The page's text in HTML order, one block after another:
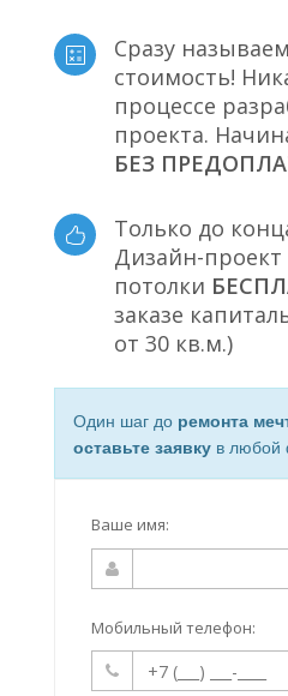
Сразу
стоимость!
процессе
проекта.
БЕЗ
Только до
Дизайн-
потолки
заказе
от 30 кв.м.)
Один шаг до ремонта
оставьте заявку в любой
Ваше имя:
Мобильный телефон: